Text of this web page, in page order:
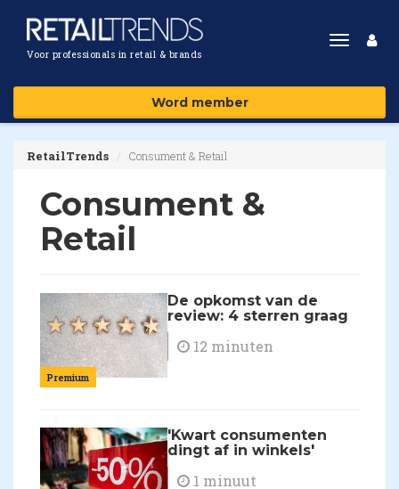
Voor professionals in retail & brands
Toggle
Word member
RetailTrends Consument & Retail
Consument &
Retail
Premium
De opkomst van de
review: 4 sterren graag
12 minuten
'Kwart consumenten
dingt af in winkels'
1 minuut